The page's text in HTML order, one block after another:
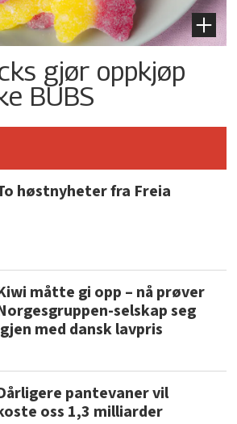
gjør oppkjøp
BUBS
høstnyheter fra Freia
måtte gi opp – nå prøver
selskap seg
med dansk lavpris
pantevaner vil
oss 1,3 milliarder